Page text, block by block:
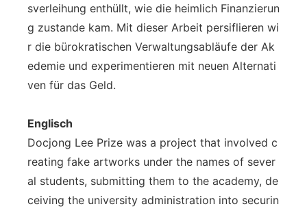
sverleihung enthüllt, wie die heimlich Finanzierun
g zustande kam. Mit dieser Arbeit persiflieren wi
r die bürokratischen Verwaltungsabläufe der Ak
edemie und experimentieren mit neuen Alternati
ven für das Geld.
Englisch
Docjong Lee Prize was a project that involved c
reating fake artworks under the names of sever
al students, submitting them to the academy, de
ceiving the university administration into securin